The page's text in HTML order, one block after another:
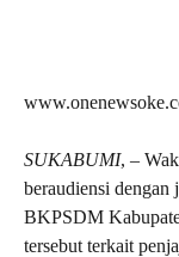
SUKABUMI, –
beraudiensi
BKPSDM
tersebut terkait